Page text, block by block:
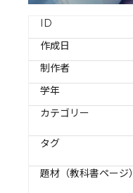
ID
作成日
制作者
学年
カテゴリー
タグ
題材（教科書ページ）